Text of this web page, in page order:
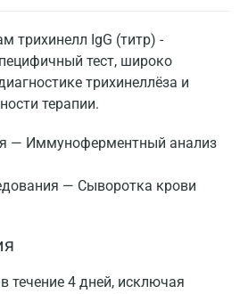
трихинелл IgG (титр) -
тест, широко
трихинеллёза и
терапии.
— Иммуноферментный анализ
— Сыворотка крови
течение 4 дней, исключая